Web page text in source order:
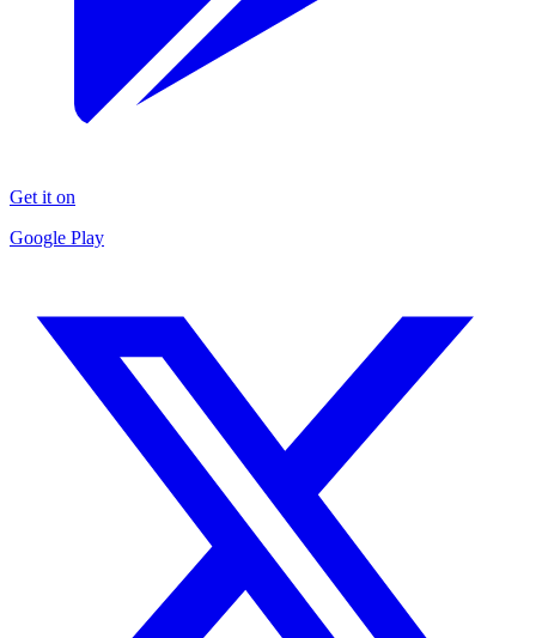
Get it on
Google Play